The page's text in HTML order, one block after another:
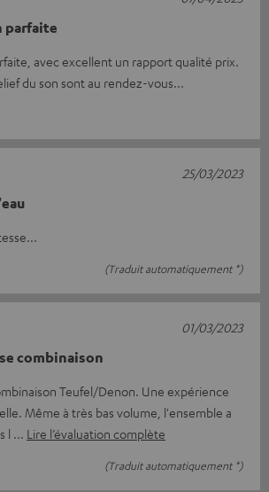
parfaite
avec excellent un rapport qualité prix.
du son sont au rendez-vous...
(Traduit automatiquement *)
25/03/2023
combinaison
Teufel/Denon. Une expérience
Même à très bas volume, l'ensemble a
l
Lire l’évaluation complète
(Traduit automatiquement *)
01/03/2023